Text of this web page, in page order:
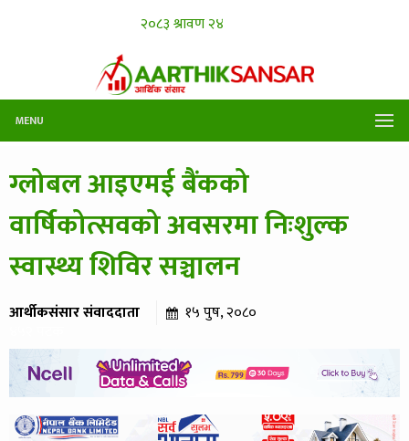
MENU
ग्लोबल आइएमई बैंकको
वार्षिकोत्सवको अवसरमा निःशुल्क
स्वास्थ्य शिविर सञ्चालन
आर्थीकसंसार संवाददाता १५ पुष, २०८०